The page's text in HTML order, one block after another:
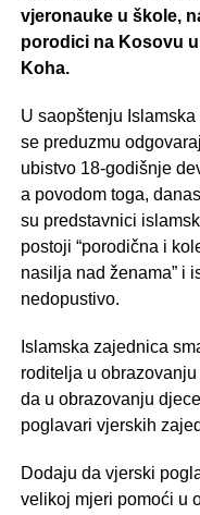
vjeronauke u škole,
porodici na Kosovu
Koha.
U saopštenju
se preduzmu
ubistvo 18-godišnje
a povodom toga,
su predstavnici
postoji “porodična i
nasilja nad ženama” i
nedopustivo.
Islamska zajednica
roditelja u
da u obrazovanju
poglavari vjerskih
Dodaju da vjerski
velikoj mjeri pomoći u